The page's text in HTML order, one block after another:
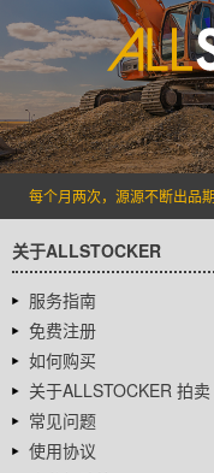
每个月两次，源源不断出品
关于ALLSTOCKER
服务指南
免费注册
如何购买
关于ALLSTOCKER 拍卖
常见问题
使用协议